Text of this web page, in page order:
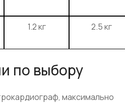
1.2 кг 2.5 кг
по выбору
максимально